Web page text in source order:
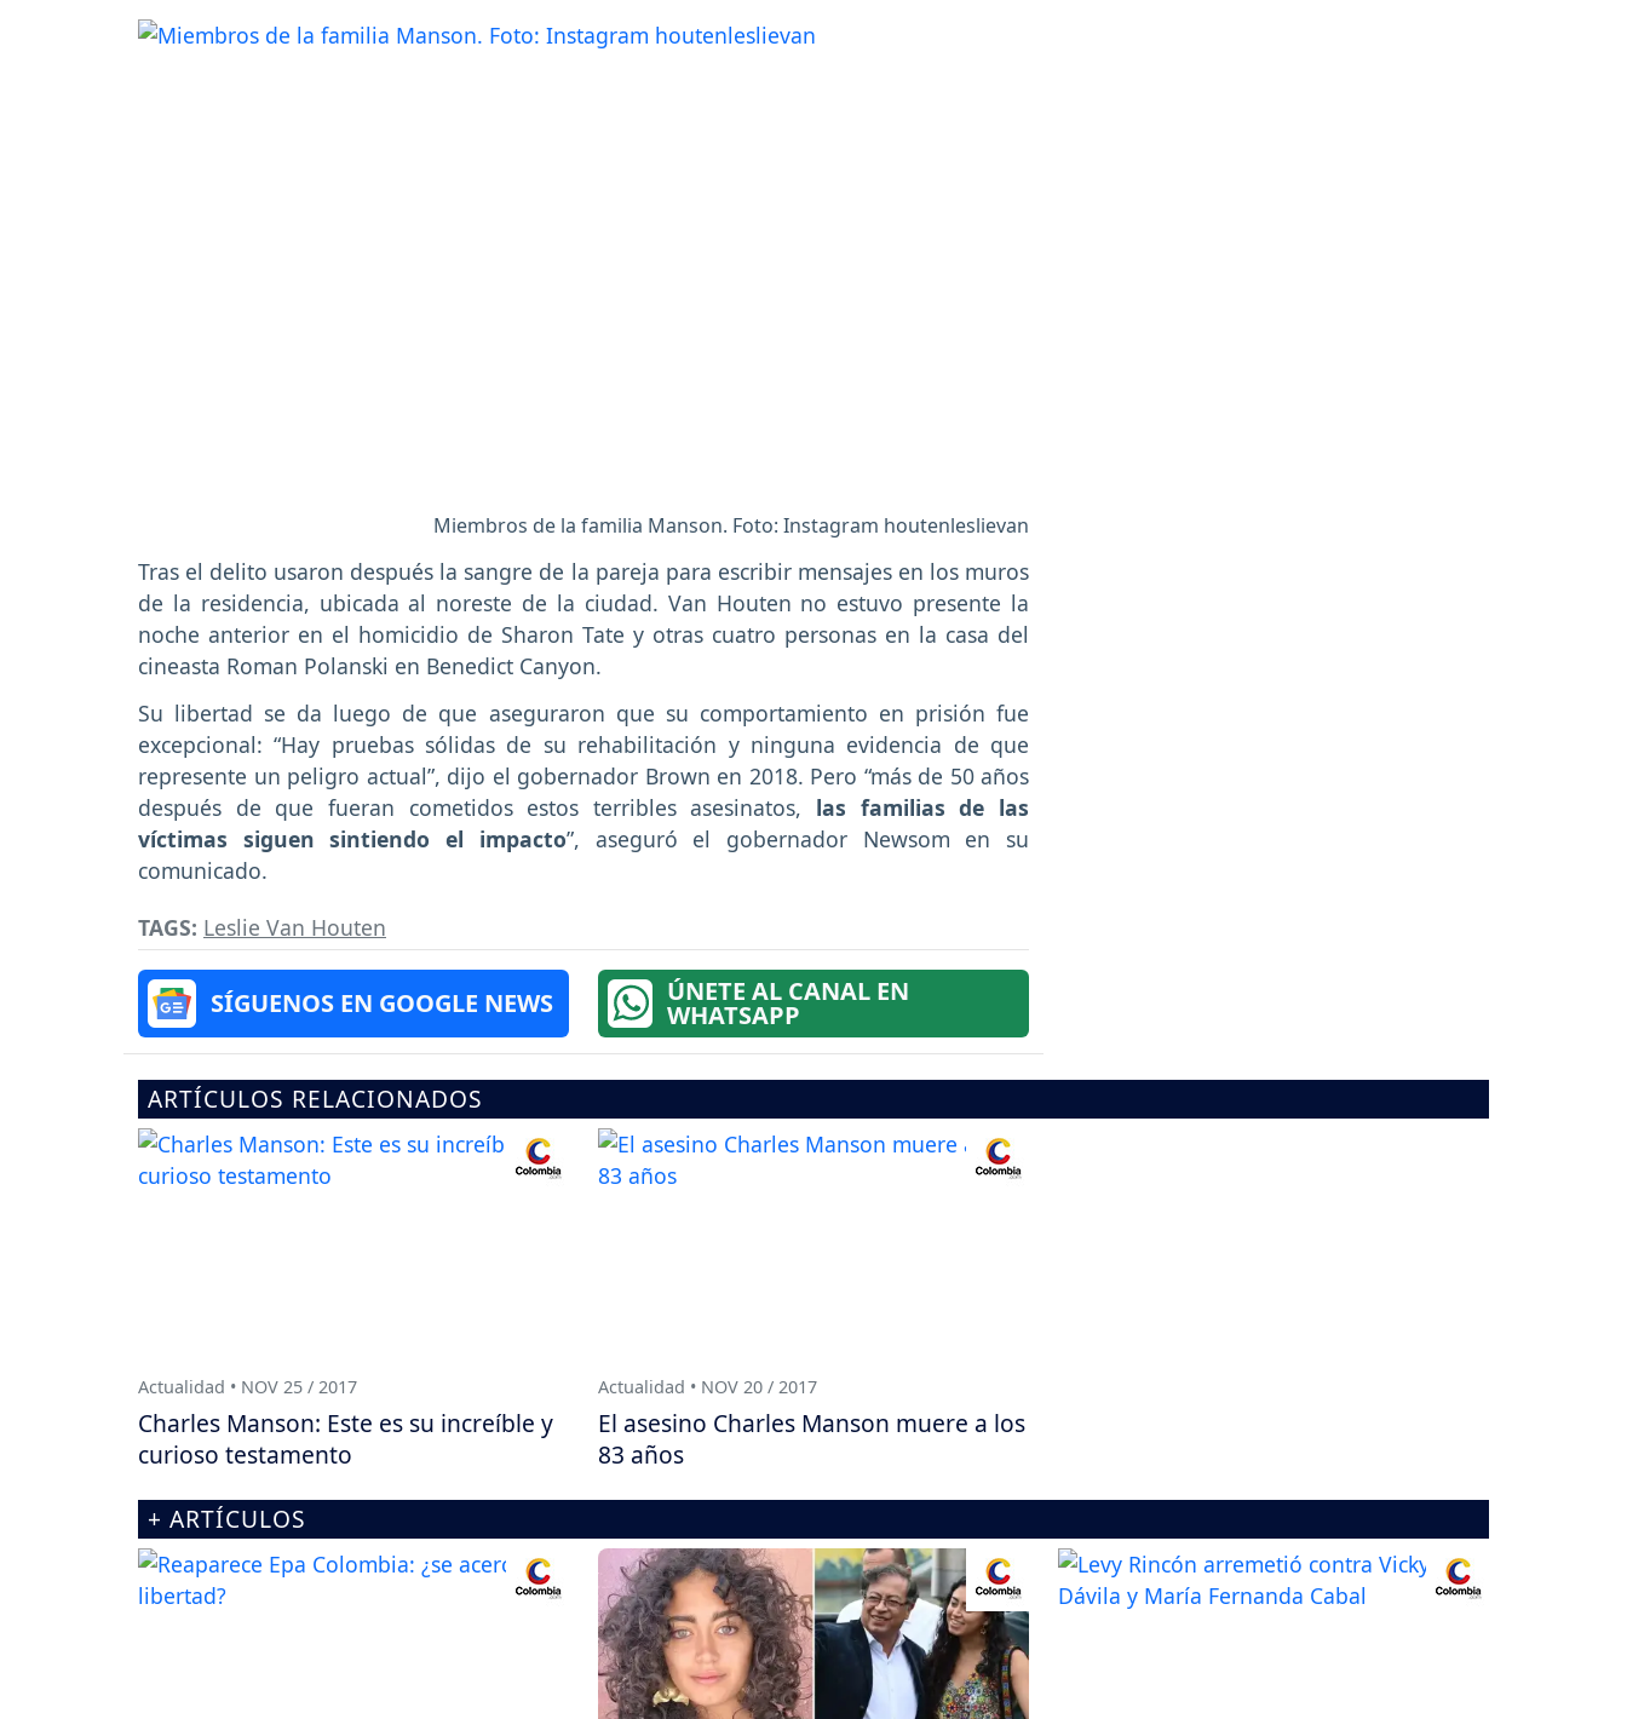
Miembros de la familia Manson. Foto: Instagram houtenleslievan
Tras el delito usaron después la sangre de la pareja para escribir mensajes en los muros
de la residencia, ubicada al noreste de la ciudad. Van Houten no estuvo presente la
noche anterior en el homicidio de Sharon Tate y otras cuatro personas en la casa del
cineasta Roman Polanski en Benedict Canyon.
Su libertad se da luego de que aseguraron que su comportamiento en prisión fue
excepcional: “Hay pruebas sólidas de su rehabilitación y ninguna evidencia de que
represente un peligro actual”, dijo el gobernador Brown en 2018. Pero “más de 50 años
después de que fueran cometidos estos terribles asesinatos, las familias de las
víctimas siguen sintiendo el impacto”, aseguró el gobernador Newsom en su
comunicado.
TAGS: Leslie Van Houten
SÍGUENOS EN GOOGLE NEWS ÚNETE AL CANAL EN
WHATSAPP
ARTÍCULOS RELACIONADOS
Actualidad • NOV 25 / 2017
Charles Manson: Este es su increíble y
curioso testamento
Actualidad • NOV 20 / 2017
El asesino Charles Manson muere a los
83 años
+ ARTÍCULOS